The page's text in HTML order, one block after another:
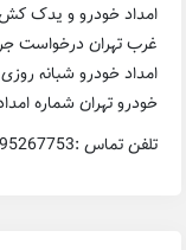
امداد خودرو و یدک
غرب تهران درخواست
امداد خودرو شبانه
خودرو تهران شماره
تلفن تماس :09195267753